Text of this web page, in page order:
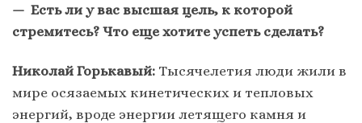
— Есть ли у вас высшая цель, к которой
стремитесь? Что еще хотите успеть сделать?
Николай Горькавый: Тысячелетия люди жили в
мире осязаемых кинетических и тепловых
энергий, вроде энергии летящего камня и